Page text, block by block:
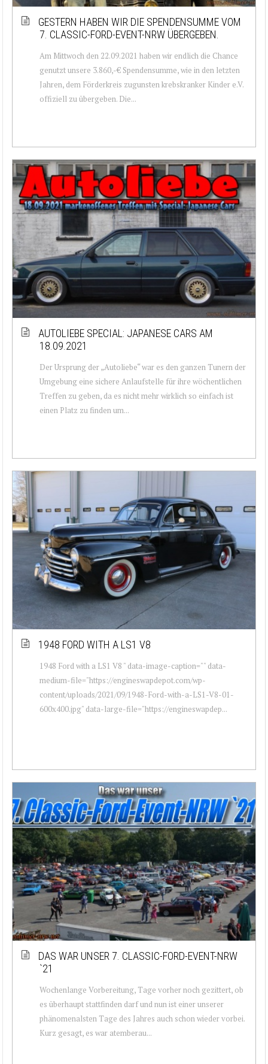
GESTERN HABEN WIR DIE SPENDENSUMME VOM
7. CLASSIC-FORD-EVENT-NRW ÜBERGEBEN.
Am Mittwoch den 22.09.2021 haben wir endlich die Chance
genutzt unsere 3.860,-€ Spendensumme, wie in den letzten
Jahren, dem Förderkreis zugunsten krebskranker Kinder e.V.
offiziell zu übergeben. Die...
AUTOLIEBE SPECIAL: JAPANESE CARS AM
18.09.2021
Der Ursprung der „Autoliebe“ war es den ganzen Tunern der
Umgebung eine sichere Anlaufstelle für ihre wöchentlichen
Treffen zu geben, da es nicht mehr wirklich so einfach ist
einen Platz zu finden um...
1948 FORD WITH A LS1 V8
1948 Ford with a LS1 V8 " data-image-caption="" data-
medium-file="https://engineswapdepot.com/wp-
content/uploads/2021/09/1948-Ford-with-a-LS1-V8-01-
600x400.jpg" data-large-file="https://engineswapdep...
DAS WAR UNSER 7. CLASSIC-FORD-EVENT-NRW
`21
Wochenlange Vorbereitung, Tage vorher noch gezittert, ob
es überhaupt stattfinden darf und nun ist einer unserer
phänomenalsten Tage des Jahres auch schon wieder vorbei.
Kurz gesagt, es war atemberau...